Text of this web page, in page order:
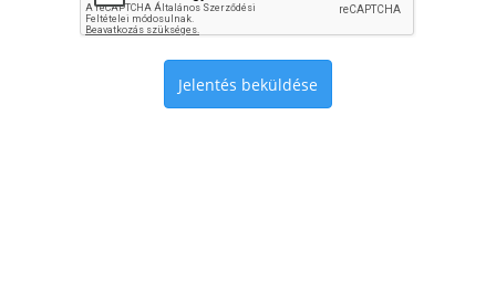
Jelentés beküldése